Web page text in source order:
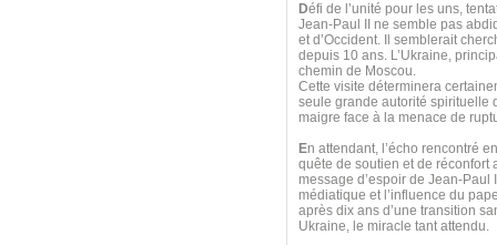
Défi de l’unité pour les uns,
Jean-Paul II ne semble pas
et d’Occident. Il semblerait
depuis 10 ans. L’Ukraine,
chemin de Moscou.
Cette visite déterminera
seule grande autorité spirituelle
maigre face à la menace de
En attendant, l’écho rencontré
quête de soutien et de réconfort
message d’espoir de Jean-
médiatique et l’influence du
après dix ans d’une transition
Ukraine, le miracle tant attendu.